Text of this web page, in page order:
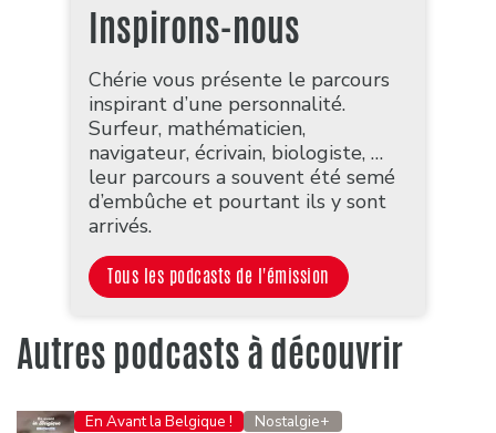
Inspirons-nous
Chérie vous présente le parcours
inspirant d’une personnalité.
Surfeur, mathématicien,
navigateur, écrivain, biologiste, …
leur parcours a souvent été semé
d’embûche et pourtant ils y sont
arrivés.
Tous les podcasts de l'émission
Autres podcasts à découvrir
En Avant la Belgique ! Nostalgie+